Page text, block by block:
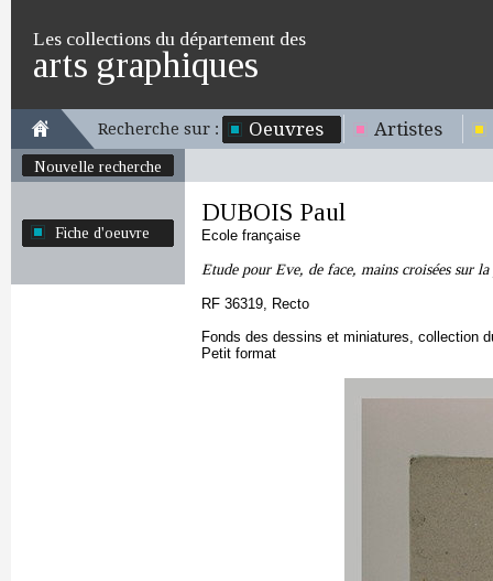
Les collections du département des
arts graphiques
Recherche sur : Oeuvres Artistes
Nouvelle recherche
Fiche d'oeuvre
DUBOIS Paul
Ecole française
Etude pour Eve, de face, mains croisées sur
RF 36319, Recto
Fonds des dessins et miniatures, collection
Petit format